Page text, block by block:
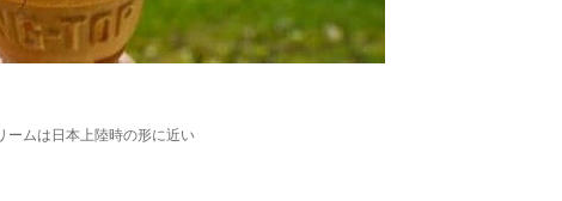
ームは日本上陸時の形に近い